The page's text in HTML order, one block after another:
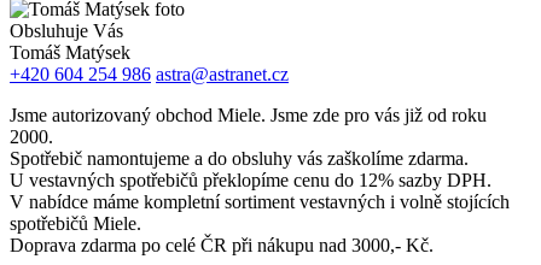
Obsluhuje Vás
Tomáš Matýsek
+420 604 254 986 astra@astranet.cz
Jsme autorizovaný obchod Miele. Jsme zde pro vás již od roku
2000.
Spotřebič namontujeme a do obsluhy vás zaškolíme zdarma.
U vestavných spotřebičů překlopíme cenu do 12% sazby DPH.
V nabídce máme kompletní sortiment vestavných i volně stojících
spotřebičů Miele.
Doprava zdarma po celé ČR při nákupu nad 3000,- Kč.